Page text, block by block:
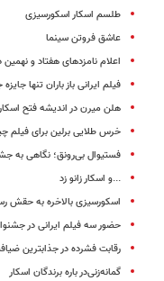
طلسم اسکار اسکورسیزی
عاشق فروتن سینما
اعلام نامزدهای هفتاد و نهمین
فیلم ایرانی باز باران تنها
هلن میرن در اندیشه فتح
خرس طلایی برلین برای فیلم
فستیوال بی‌رونق؛ نگاهی به
...و اسکار زانو زد
اسکورسیزی بالاخره به حقش
حضور سه فیلم ایرانی در
رقابت فشرده در جذابترین
گمانه‌زنی‌در باره برندگان اسکار